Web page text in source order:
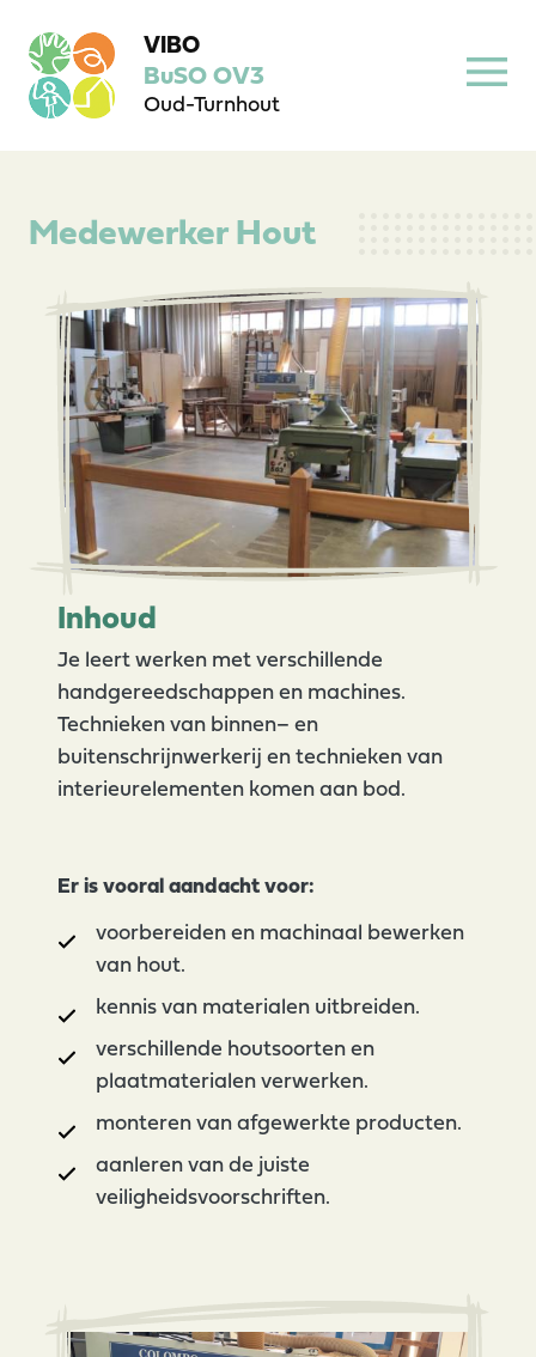
VIBO
BuSO OV3
Oud-Turnhout
Medewerker Hout
Inhoud
Je leert werken met verschillende
handgereedschappen en machines.
Technieken van binnen– en
buitenschrijnwerkerij en technieken van
interieurelementen komen aan bod.
Er is vooral aandacht voor:
voorbereiden en machinaal bewerken
van hout.
kennis van materialen uitbreiden.
verschillende houtsoorten en
plaatmaterialen verwerken.
monteren van afgewerkte producten.
aanleren van de juiste
veiligheidsvoorschriften.